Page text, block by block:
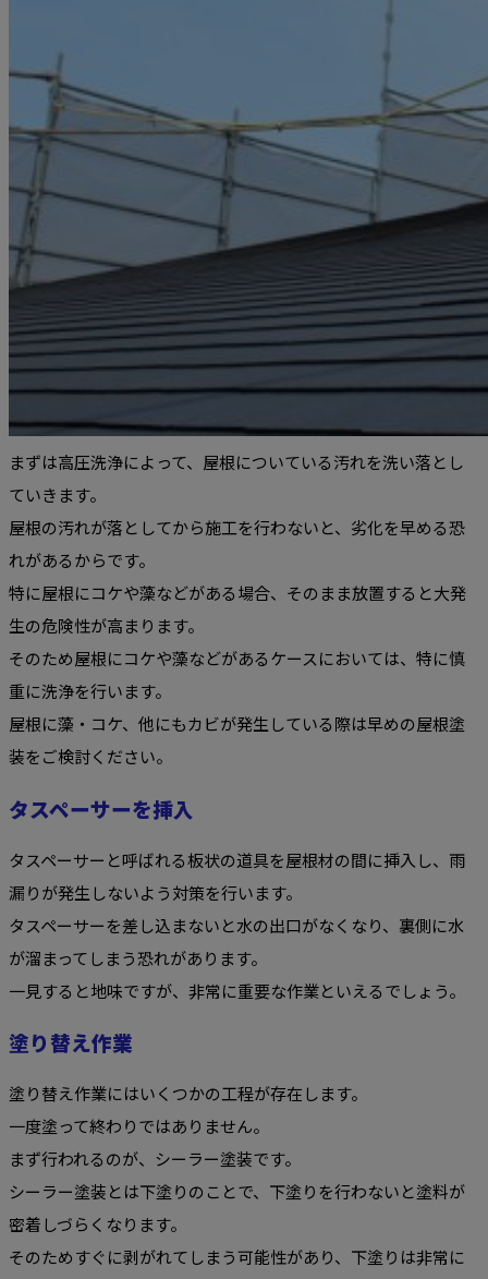
まずは高圧洗浄によって、屋根についている汚れを洗い落とし
ていきます。
屋根の汚れが落としてから施工を行わないと、劣化を早める恐
れがあるからです。
特に屋根にコケや藻などがある場合、そのまま放置すると大発
生の危険性が高まります。
そのため屋根にコケや藻などがあるケースにおいては、特に慎
重に洗浄を行います。
屋根に藻・コケ、他にもカビが発生している際は早めの屋根塗
装をご検討ください。
タスペーサーを挿入
タスペーサーと呼ばれる板状の道具を屋根材の間に挿入し、雨
漏りが発生しないよう対策を行います。
タスペーサーを差し込まないと水の出口がなくなり、裏側に水
が溜まってしまう恐れがあります。
一見すると地味ですが、非常に重要な作業といえるでしょう。
塗り替え作業
塗り替え作業にはいくつかの工程が存在します。
一度塗って終わりではありません。
まず行われるのが、シーラー塗装です。
シーラー塗装とは下塗りのことで、下塗りを行わないと塗料が
密着しづらくなります。
そのためすぐに剥がれてしまう可能性があり、下塗りは非常に